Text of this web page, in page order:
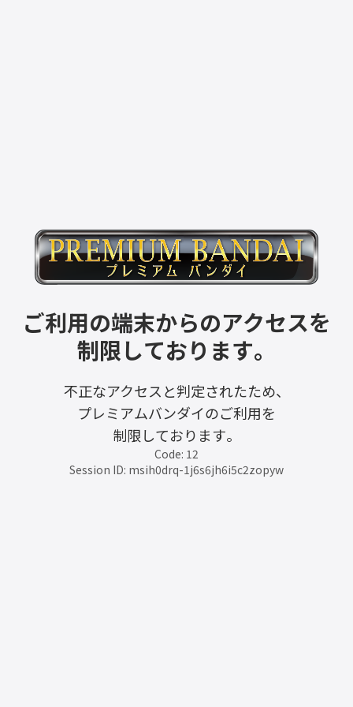
ご利用の端末からのアクセスを
制限しております。
不正なアクセスと判定されたため、
プレミアムバンダイのご利用を
制限しております。
Code: 12
Session ID: msih0drq-1j6s6jh6i5c2zopyw